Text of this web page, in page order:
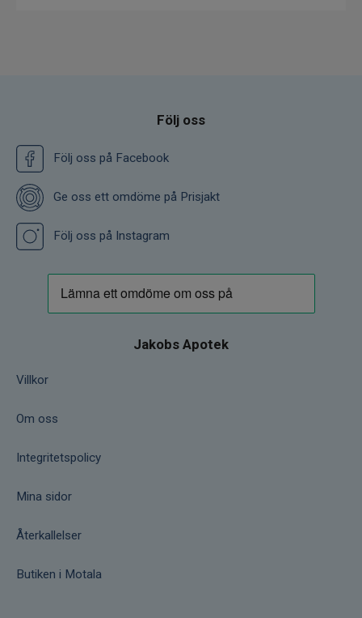
Följ oss
Följ oss på Facebook
Ge oss ett omdöme på Prisjakt
Följ oss på Instagram
Jakobs Apotek
Villkor
Om oss
Integritetspolicy
Mina sidor
Återkallelser
Butiken i Motala